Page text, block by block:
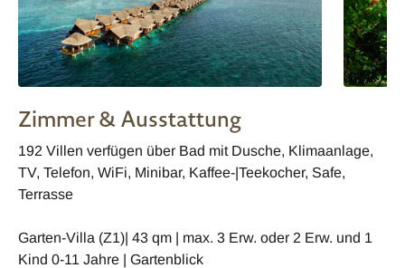
Zimmer & Ausstattung
192 Villen verfügen über Bad mit Dusche, Klimaanlage,
TV, Telefon, WiFi, Minibar, Kaffee-|Teekocher, Safe,
Terrasse
Garten-Villa (Z1)| 43 qm | max. 3 Erw. oder 2 Erw. und 1
Kind 0-11 Jahre | Gartenblick